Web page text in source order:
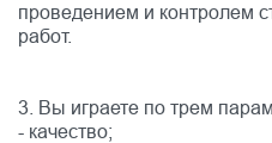
проведением и контролем
работ.
3. Вы играете по трем
- качество;